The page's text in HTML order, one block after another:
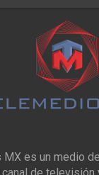
es un medio